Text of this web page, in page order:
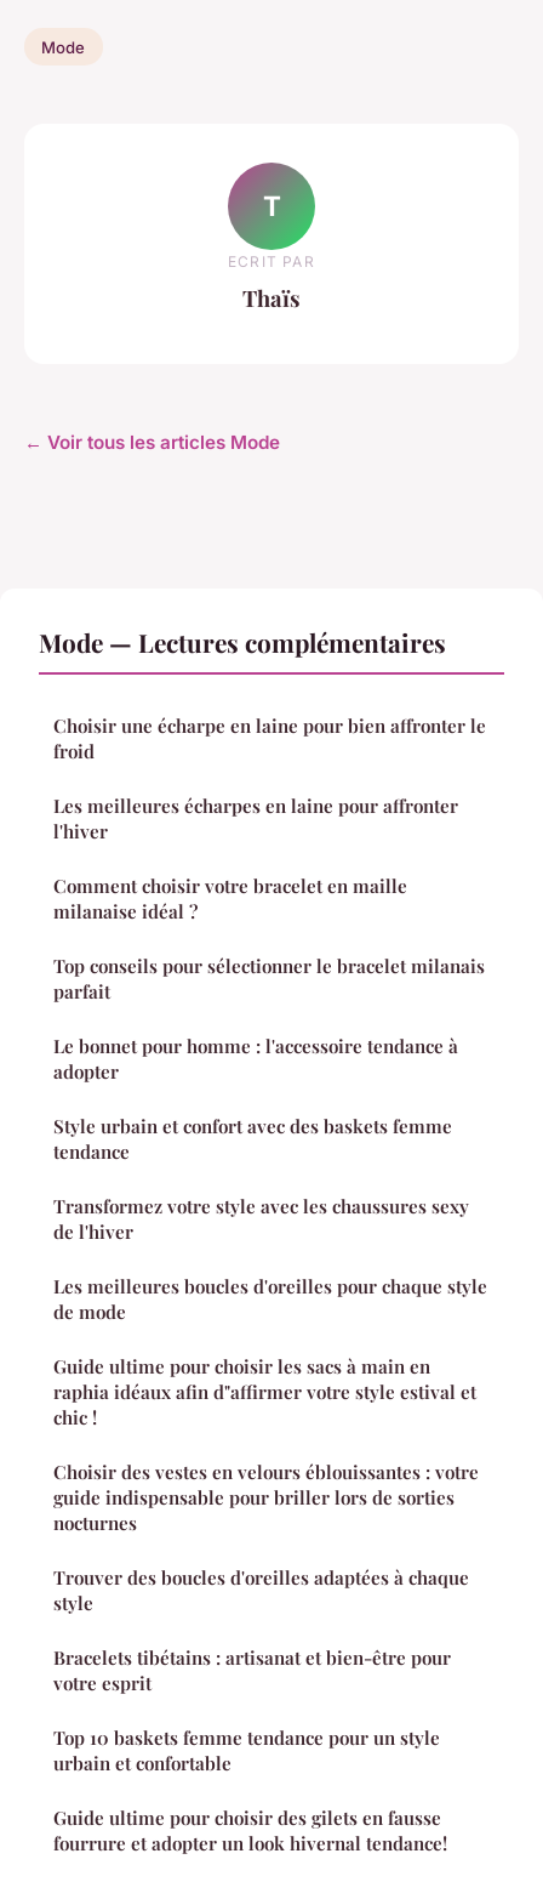
Mode
T
ECRIT PAR
Thaïs
← Voir tous les articles Mode
Mode — Lectures complémentaires
Choisir une écharpe en laine pour bien affronter le
froid
Les meilleures écharpes en laine pour affronter
l'hiver
Comment choisir votre bracelet en maille
milanaise idéal ?
Top conseils pour sélectionner le bracelet milanais
parfait
Le bonnet pour homme : l'accessoire tendance à
adopter
Style urbain et confort avec des baskets femme
tendance
Transformez votre style avec les chaussures sexy
de l'hiver
Les meilleures boucles d'oreilles pour chaque style
de mode
Guide ultime pour choisir les sacs à main en
raphia idéaux afin d"affirmer votre style estival et
chic !
Choisir des vestes en velours éblouissantes : votre
guide indispensable pour briller lors de sorties
nocturnes
Trouver des boucles d'oreilles adaptées à chaque
style
Bracelets tibétains : artisanat et bien-être pour
votre esprit
Top 10 baskets femme tendance pour un style
urbain et confortable
Guide ultime pour choisir des gilets en fausse
fourrure et adopter un look hivernal tendance!